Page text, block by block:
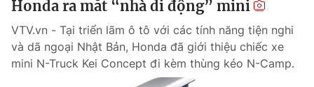
® Cấm sao chép dưới mọi hình thức nếu không có sự chấp
thuận bằng văn bản. Ghi rõ nguồn VTV.vn khi phát hành lại
Honda ra mắt “nhà di động” mini
VTV.vn - Tại triển lãm ô tô với các tính năng tiện nghi
và dã ngoại Nhật Bản, Honda đã giới thiệu chiếc xe
mini N-Truck Kei Concept đi kèm thùng kéo N-Camp.